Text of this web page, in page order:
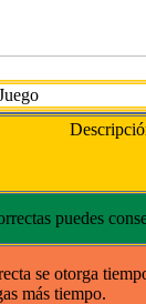
puedes
se otorga
más tiempo.